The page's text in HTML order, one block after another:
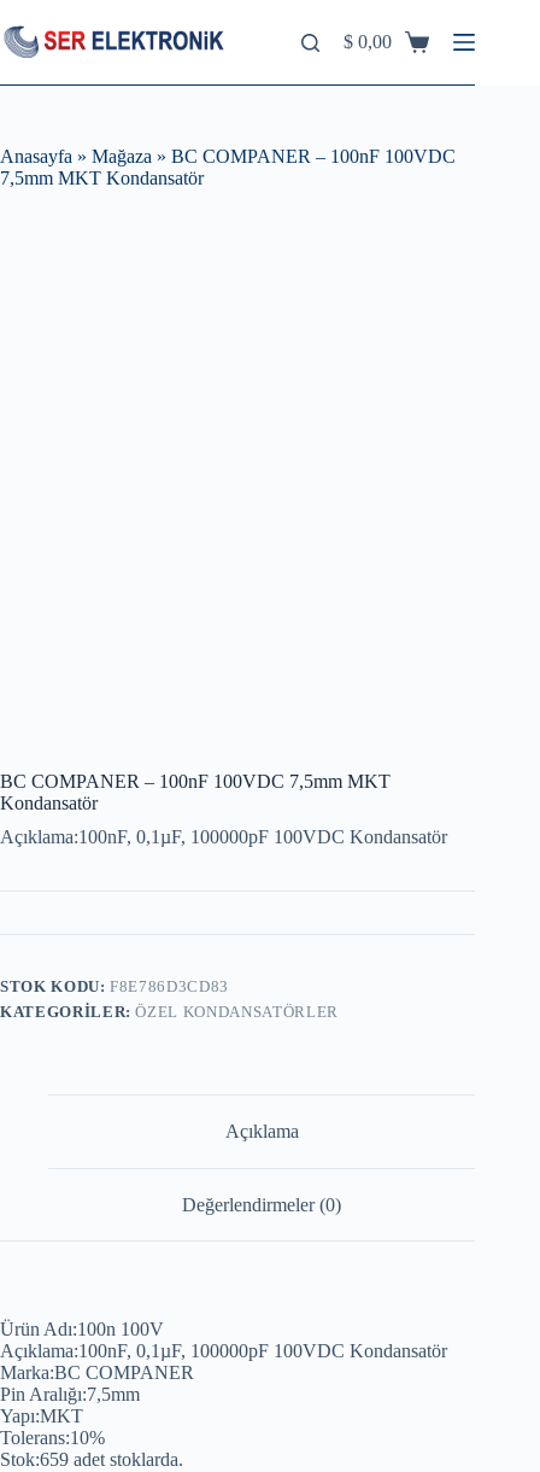
to
content
Shopping
$ 0,00
Anasayfa » Mağaza » BC COMPANER – 100nF 100VDC
7,5mm MKT Kondansatör
BC COMPANER – 100nF 100VDC 7,5mm MKT
Kondansatör
Açıklama:100nF, 0,1µF, 100000pF 100VDC Kondansatör
STOK KODU:F8E786D3CD83
KATEGORILER:ÖZEL KONDANSATÖRLER
Açıklama
Değerlendirmeler (0)
Ürün Adı:100n 100V
Açıklama:100nF, 0,1µF, 100000pF 100VDC Kondansatör
Marka:BC COMPANER
Pin Aralığı:7,5mm
Yapı:MKT
Tolerans:10%
Stok:659 adet stoklarda.